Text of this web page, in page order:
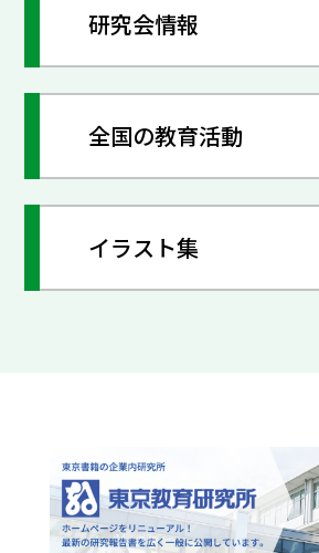
研究会情報
全国の教育活動
イラスト集